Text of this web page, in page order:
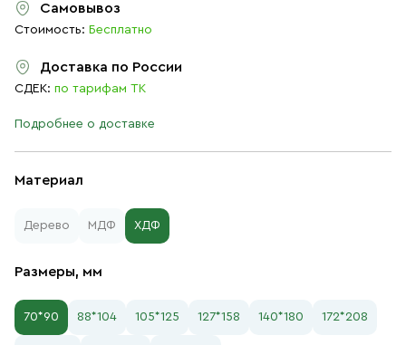
Материал
Дерево МДФ ХДФ
Размеры, мм
70*90 88*104 105*125 127*158 140*180 172*208
Самовывоз
Стоимость: Бесплатно
Доставка по России
СДЕК: по тарифам ТК
Подробнее о доставке